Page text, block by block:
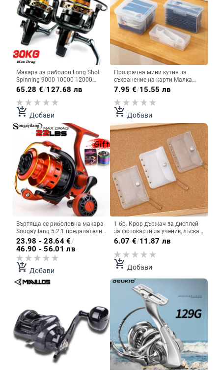
Макара за риболов Long Shot
Spinning 9000 10000 12000
Series Max Drag 30kg Surfcasting
Spinning Reel Соленоводни
океански джигинг макари
65.28 €/127.68 лв
add_shopping_cart Добави
Прозрачна мини кутия за
съхранение на карти Малка
кутия за съхранение на конци
за зъби Пластмасов контейнер
за карти със снимки Поставка
за карти Органайзер за
настолен плот
7.95 €/15.55 лв
add_shopping_cart Добави
Въртяща се риболовна макара
Sougayilang 5.2:1 предавателно
отношение с максимално
съпротивление 8 кг макара за
риболов на шаран с
алуминиева шпула за бас щука,
пъстърва Pesca
23.98 - 28.64€/
46.90 - 56.01 лв
add_shopping_cart Добави
1 бр. Kpop държач за дисплей
за фотокарти за ученик, лъскав
прозрачен стикер, калъф с
висулка, протектор за
фотокарти
6.07 €/11.87 лв
add_shopping_cart Добави